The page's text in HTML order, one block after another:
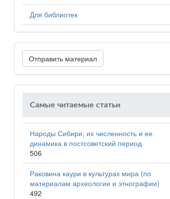
Для библиотек
Отправить материал
Самые читаемые статьи
Народы Сибири, их численность и ее
динамика в постсоветский период
506
Раковина каури в культурах мира (по
материалам археологии и этнографии)
492